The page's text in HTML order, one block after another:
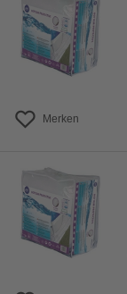
Merken